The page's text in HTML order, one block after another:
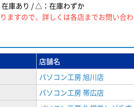
庫あり / △：在庫わずか
ますので、詳しくは各店までお問い合わ
店舗名
パソコン工房 旭川店
パソコン工房 帯広店